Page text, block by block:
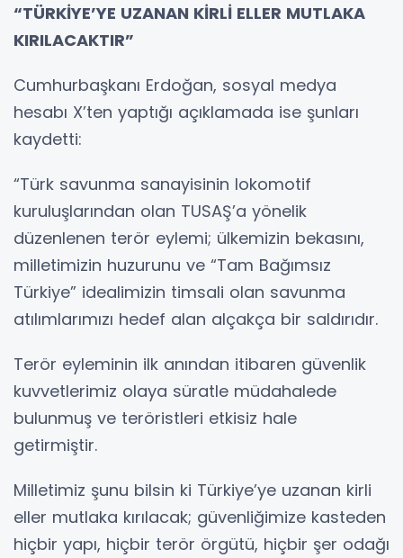
“TÜRKİYE’YE UZANAN KİRLİ ELLER MUTLAKA
KIRILACAKTIR”
Cumhurbaşkanı Erdoğan, sosyal medya
hesabı X’ten yaptığı açıklamada ise şunları
kaydetti:
“Türk savunma sanayisinin lokomotif
kuruluşlarından olan TUSAŞ’a yönelik
düzenlenen terör eylemi; ülkemizin bekasını,
milletimizin huzurunu ve “Tam Bağımsız
Türkiye” idealimizin timsali olan savunma
atılımlarımızı hedef alan alçakça bir saldırıdır.
Terör eyleminin ilk anından itibaren güvenlik
kuvvetlerimiz olaya süratle müdahalede
bulunmuş ve teröristleri etkisiz hale
getirmiştir.
Milletimiz şunu bilsin ki Türkiye’ye uzanan kirli
eller mutlaka kırılacak; güvenliğimize kasteden
hiçbir yapı, hiçbir terör örgütü, hiçbir şer odağı